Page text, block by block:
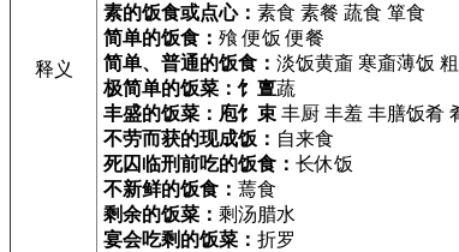
释义
素的饭食或点心： 素食 素餐 蔬食 箪食
简单的饭食： 飱 便饭 便餐
简单、普通的饭食： 淡饭黄齑 寒齑薄饭
极简单的饭菜：饣亶蔬
丰盛的饭菜：庖饣束 丰厨 丰羞 丰膳饭肴
不劳而获的现成饭： 自来食
死囚临刑前吃的饭食： 长休饭
不新鲜的饭食： 蔫食
剩余的饭菜： 剩汤腊水
宴会吃剩的饭菜： 折罗